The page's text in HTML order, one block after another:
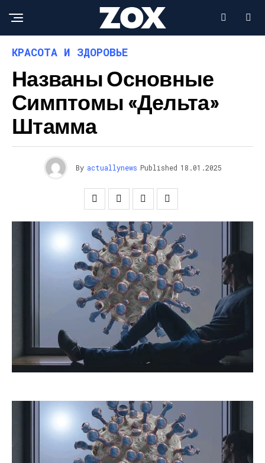
КРАСОТА И ЗДОРОВЬЕ
Названы Основные
Симптомы «Дельта»
Штамма
By actuallynews Published 18.01.2025